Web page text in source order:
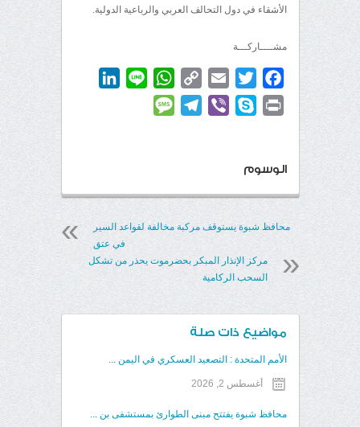
الأشقاء في دول التحالف العربي والرباعية الدولية.
مشــــاركـــة
Facebook
Twitter
Email
Copy
Link
WhatsApp
Line
Print
Skype
Viber
Telegram
الوسوم
محافظ شبوة يستوقف مركبة مخالفة لقواعد السير
في عتق
مركز الإنذار المبكر بحضرموت يحذر من تشكل
السحب الركامية
مواضيع ذات صلة
الأمم المتحدة : التصعيد العسكري في اليمن ...
أغسطس 2, 2026
محافظ شبوة يفتتح مبنى الطوارئ بمستشفى بن ...